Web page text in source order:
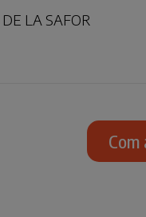
LA SAFOR